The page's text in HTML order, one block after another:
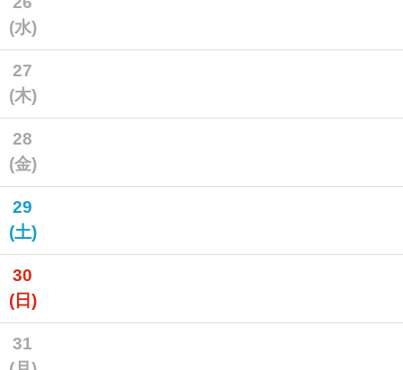
(水)
27
(木)
28
(金)
29
(土)
30
(日)
31